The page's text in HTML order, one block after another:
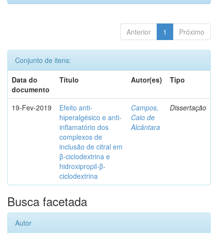
Anterior 1 Próximo
Conjunto de itens:
Data do
documento
Título Autor(es) Tipo
19-Fev-2019
Efeito anti-
hiperalgésico e anti-
inflamatório dos
complexos de
inclusão de citral em
β-ciclodextrina e
hidroxipropil-β-
ciclodextrina
Campos,
Caio de
Alcântara
Dissertação
Busca facetada
Autor